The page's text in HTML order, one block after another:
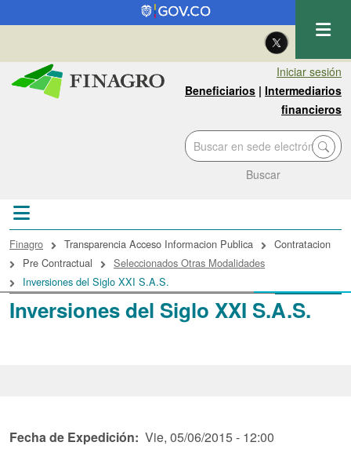
Pasar al contenido principal
| Eng
Iniciar sesión
Beneficiarios | Intermediarios
financieros
Buscar
Inversiones del Siglo XXI S.A.S.
enlaces de ayuda a la
Finagro Transparencia Acceso Informacion Publica
Contratacion
Pre Contractual
Seleccionados Otras Modalidades
Inversiones del Siglo XXI S.A.S.
Fecha de Expedición Vie, 05/06/2015 - 12:00